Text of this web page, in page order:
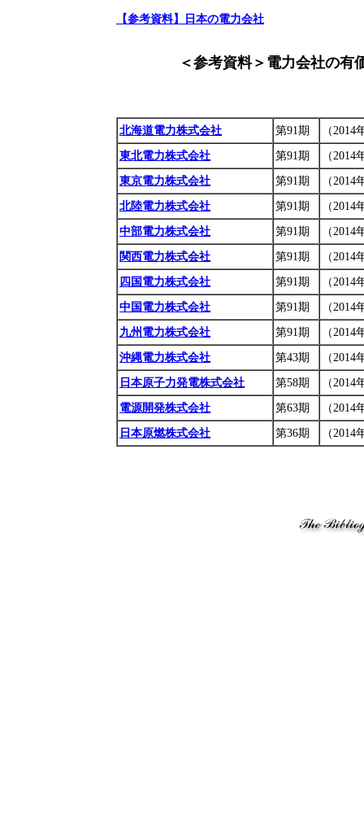
【参考資料】日本の電力会社
＜参考資料＞電力会社の有
北海道電力株式会社 第91期 （
東北電力株式会社 第91期 （
東京電力株式会社 第91期 （
北陸電力株式会社 第91期 （
中部電力株式会社 第91期 （
関西電力株式会社 第91期 （
四国電力株式会社 第91期 （
中国電力株式会社 第91期 （
九州電力株式会社 第91期 （
沖縄電力株式会社 第43期 （
日本原子力発電株式会社 第58期 （
電源開発株式会社 第63期 （
日本原燃株式会社 第36期 （